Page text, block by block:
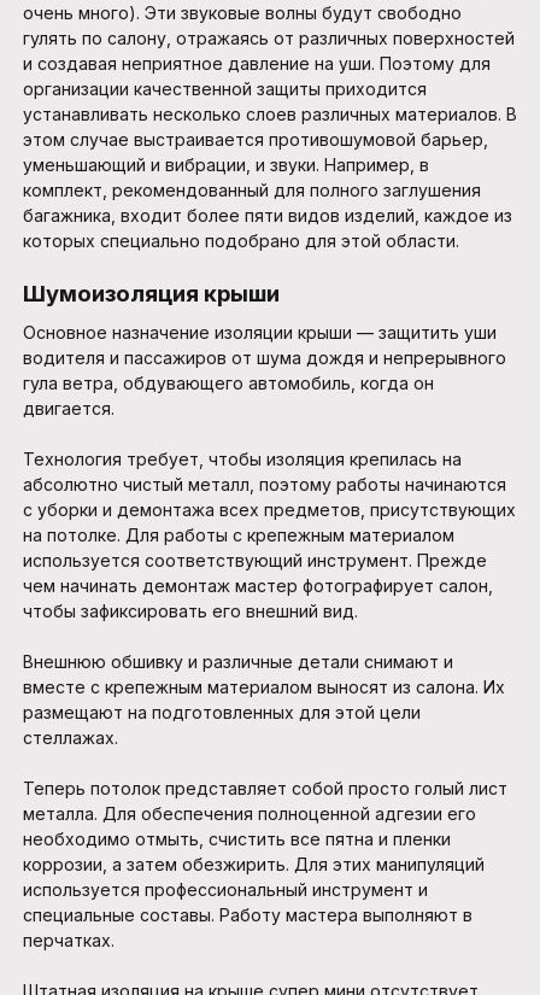
очень много). Эти звуковые волны будут свободно
гулять по салону, отражаясь от различных поверхностей
и создавая неприятное давление на уши. Поэтому для
организации качественной защиты приходится
устанавливать несколько слоев различных материалов. В
этом случае выстраивается противошумовой барьер,
уменьшающий и вибрации, и звуки. Например, в
комплект, рекомендованный для полного заглушения
багажника, входит более пяти видов изделий, каждое из
которых специально подобрано для этой области.
Шумоизоляция крыши
Основное назначение изоляции крыши — защитить уши
водителя и пассажиров от шума дождя и непрерывного
гула ветра, обдувающего автомобиль, когда он
двигается.
Технология требует, чтобы изоляция крепилась на
абсолютно чистый металл, поэтому работы начинаются
с уборки и демонтажа всех предметов, присутствующих
на потолке. Для работы с крепежным материалом
используется соответствующий инструмент. Прежде
чем начинать демонтаж мастер фотографирует салон,
чтобы зафиксировать его внешний вид.
Внешнюю обшивку и различные детали снимают и
вместе с крепежным материалом выносят из салона. Их
размещают на подготовленных для этой цели
стеллажах.
Теперь потолок представляет собой просто голый лист
металла. Для обеспечения полноценной адгезии его
необходимо отмыть, счистить все пятна и пленки
коррозии, а затем обезжирить. Для этих манипуляций
используется профессиональный инструмент и
специальные составы. Работу мастера выполняют в
перчатках.
Штатная изоляция на крыше супер мини отсутствует,